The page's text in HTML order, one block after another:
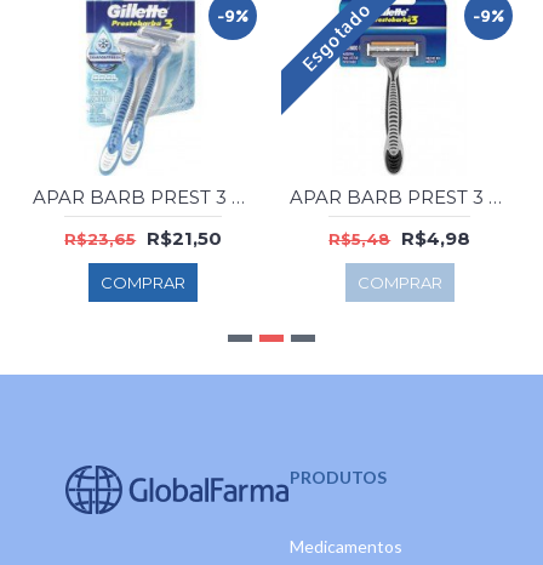
-9%
APAR BARB PREST 3 LAM ICE C/2
R$23,65 R$21,50
COMPRAR
-9%
Esgotado
APAR BARB PREST 3 LAM MASC C/1
R$5,48 R$4,98
COMPRAR
PRODUTOS
Medicamentos